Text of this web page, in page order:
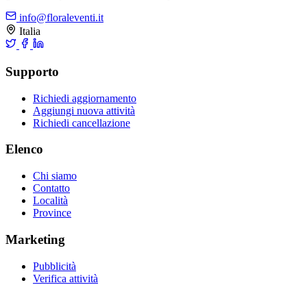
info@floraleventi.it
Italia
Supporto
Richiedi aggiornamento
Aggiungi nuova attività
Richiedi cancellazione
Elenco
Chi siamo
Contatto
Località
Province
Marketing
Pubblicità
Verifica attività